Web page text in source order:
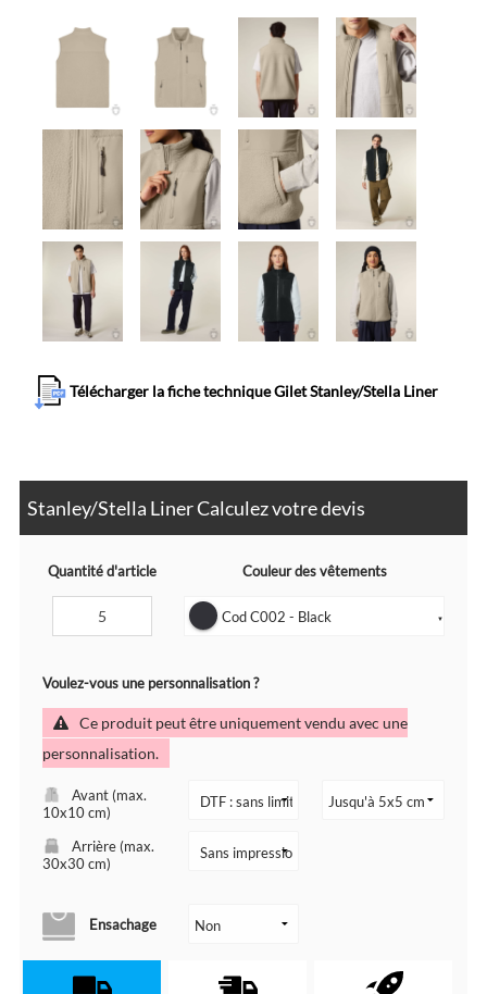
Télécharger la fiche technique Gilet Stanley/Stella Liner
Stanley/Stella Liner Calculez votre devis
Quantité d'article Couleur des vêtements
Cod C002 - Black ▼
Voulez-vous une personnalisation ?
Ce produit peut être uniquement vendu avec une
personnalisation.
Avant (max.
10x10 cm)
Arrière (max.
30x30 cm)
Ensachage